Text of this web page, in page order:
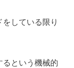
している限り
るという機械的